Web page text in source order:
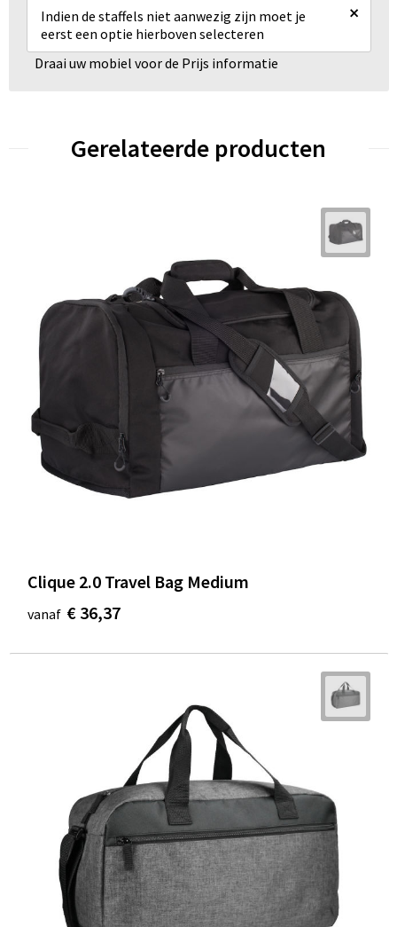
Indien de staffels niet aanwezig zijn moet je
eerst een optie hierboven selecteren
×
Draai uw mobiel voor de Prijs informatie
Gerelateerde producten
Clique 2.0 Travel Bag Medium
vanaf € 36,37